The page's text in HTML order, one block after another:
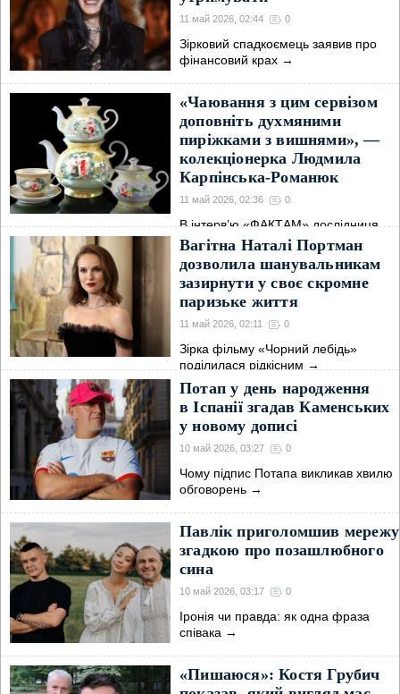
11 май 2026, 02:44 0
Зірковий спадкоємець заявив про
фінансовий крах →
«Чаювання з цим сервізом
доповніть духмяними
пиріжками з вишнями», —
колекціонерка Людмила
Карпінська-Романюк
11 май 2026, 02:36 0
В інтерв’ю «ФАКТАМ» дослідниця
української→
Вагітна Наталі Портман
дозволила шанувальникам
зазирнути у своє скромне
паризьке життя
11 май 2026, 02:11 0
Зірка фільму «Чорний лебідь»
поділилася рідкісним →
Потап у день народження
в Іспанії згадав Каменських
у новому дописі
10 май 2026, 03:27 0
Чому підпис Потапа викликав хвилю
обговорень →
Павлік приголомшив мережу
згадкою про позашлюбного
сина
10 май 2026, 03:17 0
Іронія чи правда: як одна фраза
співака →
«Пишаюся»: Костя Грубич